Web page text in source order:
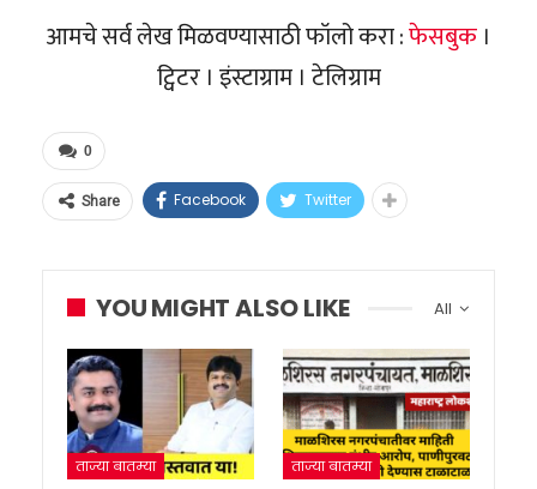
आमचे सर्व लेख मिळवण्यासाठी फॉलो करा :फेसबुक ।
ट्विटर । इंस्टाग्राम । टेलिग्राम
0
Share Facebook Twitter
All
YOU MIGHT ALSO LIKE
ताज्या बातम्या ताज्या बातम्या